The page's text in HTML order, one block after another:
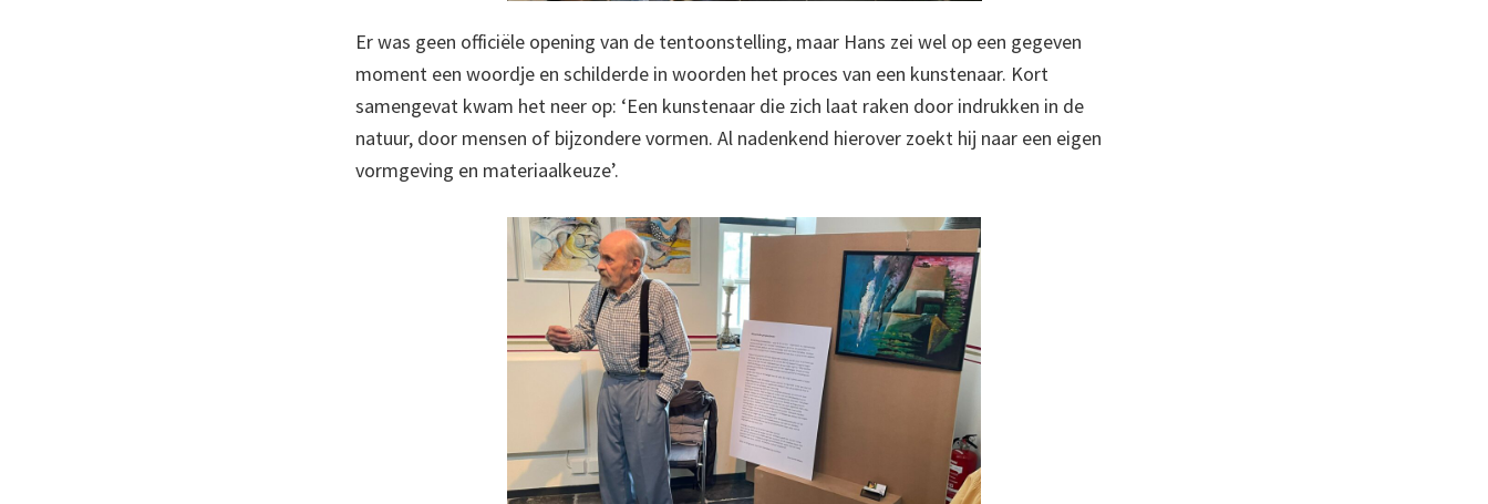
Er was geen officiële opening van de tentoonstelling, maar Hans zei wel op een gegeven
moment een woordje en schilderde in woorden het proces van een kunstenaar. Kort
samengevat kwam het neer op: ‘Een kunstenaar die zich laat raken door indrukken in de
natuur, door mensen of bijzondere vormen. Al nadenkend hierover zoekt hij naar een eigen
vormgeving en materiaalkeuze’.